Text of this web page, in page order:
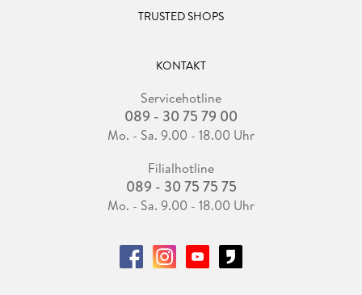
TRUSTED SHOPS
KONTAKT
Servicehotline
089 - 30 75 79 00
Mo. - Sa. 9.00 - 18.00 Uhr
Filialhotline
089 - 30 75 75 75
Mo. - Sa. 9.00 - 18.00 Uhr